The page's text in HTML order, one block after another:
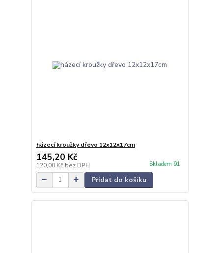
házecí kroužky dřevo 12x12x17cm
145,20 Kč
120,00 Kč bez DPH Skladem 91
Přidat do košíku